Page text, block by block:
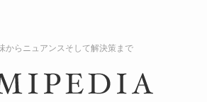
からニュアンスそして解決策まで